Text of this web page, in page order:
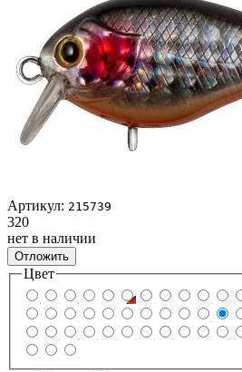
Артикул: 215739
320
нет в наличии
Отложить
Цвет